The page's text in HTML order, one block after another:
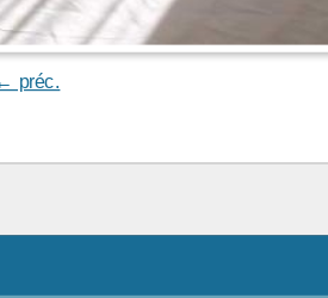
préc.